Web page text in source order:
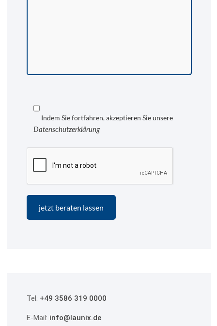
Indem Sie fortfahren, akzeptieren Sie unsere
Datenschutzerklärung
Tel: +49 3586 319 0000
E-Mail: info@launix.de